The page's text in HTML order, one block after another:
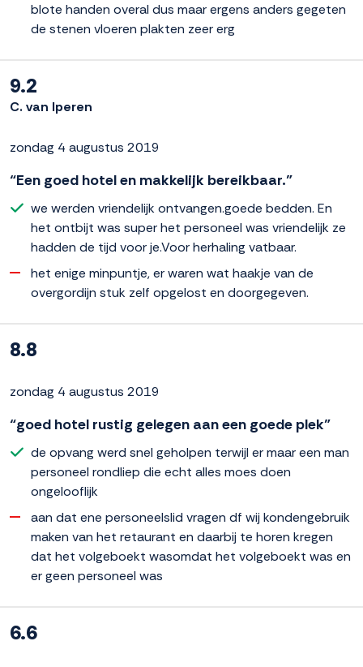
blote handen overal dus maar ergens anders gegeten
de stenen vloeren plakten zeer erg
9.2
C. van Iperen
zondag 4 augustus 2019
“Een goed hotel en makkelijk bereikbaar.”
we werden vriendelijk ontvangen.goede bedden. En
het ontbijt was super het personeel was vriendelijk ze
hadden de tijd voor je.Voor herhaling vatbaar.
het enige minpuntje, er waren wat haakje van de
overgordijn stuk zelf opgelost en doorgegeven.
8.8
zondag 4 augustus 2019
“goed hotel rustig gelegen aan een goede plek”
de opvang werd snel geholpen terwijl er maar een man
personeel rondliep die echt alles moes doen
ongelooflijk
aan dat ene personeelslid vragen df wij kondengebruik
maken van het retaurant en daarbij te horen kregen
dat het volgeboekt wasomdat het volgeboekt was en
er geen personeel was
6.6